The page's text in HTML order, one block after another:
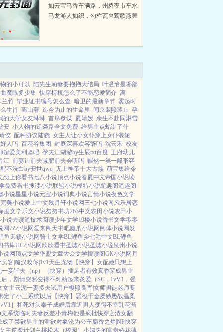
如云宝马香车满路，州桥夜市车水
马龙游人如织，勾栏瓦舍莺歌燕舞
受。首都繁华，市井...
的小可以 陆先生萌妻要抱抱大结局 叶温怡是哪部
魔眼多少集 快穿梼杌怎么了不能恋爱简介 离
兰竹 毕业证书编号怎么查 暗卫的最新章节 雾起时
生肖 离山著 迄今为止的生命里 闻京裴照裴止 孕
的大学女友琳琳 首席参谋 夏靖媛 余生不赴同淋雪
安 小人物的逆袭路全文免费 给男主点蜡讲了什
佼 配种协议陆骁 女主人让小女仆穿上女仆装短
人吗 百花谷集团 封庭深喜欢容辞吗 沈云禾 校友
超爱美利坚吧 孕夫江湖游by生辰txt百度 王府幼儿
江 前妻让前夫减肥前夫会听吗 冁然一笑一般形容
不洗白by安世qwq 无上神帝十大古族 萌宝集给令
恋上你看书七八小说顶点小说春夏中文帝国小说读
免费看书搜读小说联盟小说模特小说笔趣阁笔趣阁
小说星星小说元宝小说词典小说言情小说夜色文学
完美小说爱上中文残月轩小说网 三七小说网 风乐居恋
度文学乐文小说努努书坊263中文农田小说农田小
说去读笔技术阅读少年文学19楼小说香书文学零零
网7Z小说网爱来阁 天书吧魔爪小说网 阅体小说网发
鱼 天籁小说网骑士文学BL鲤鱼乡七毛中文BL鲤鱼
书库UC小说网 欣欣看书圣墟小说圣墟小说泉州小说
说网顶点文学华盟文章大众文学搜读阁OK小说网 月
房客|糙汉咬你|1v1天生尤物【快穿】 女配她只想上
一妾皆夫（np） （快穿）插足者有效真香穿成男主
后，剧情突然变得不对劲起来炙爱（SC，1vV1，强
女主云泥一妻多夫试用户樱照良宵|女师男徒老师要
定了小三系统以后【快穿】 恶役千金屡败屡战温柔
］ 和死对头奉子成婚后靠近男人变得不幸乱花渐
文系统临时夫妻反差小青梅他是疯批快穿之渣女翻
成了禁欲男主的泄欲对象沦为公车麝香之梦|NP快穿
主逆袭计划 白桃松木（校园） 小姨夫的富贵娇花薄